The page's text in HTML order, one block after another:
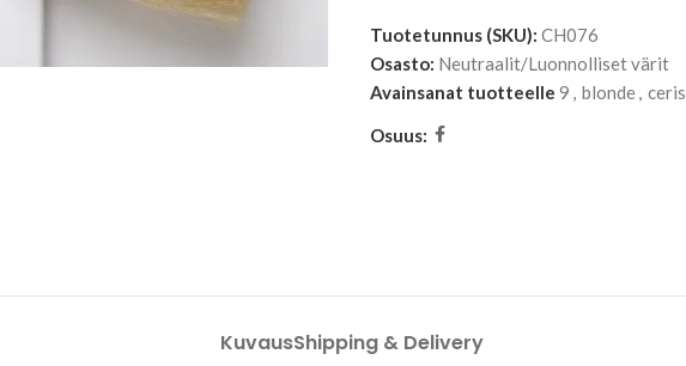
Tuotetunnus (SKU): CH076
Osasto: Neutraalit/Luonnolliset värit
Avainsanat tuotteelle 9 , blonde, ceris
Osuus:
KuvausShipping & Delivery